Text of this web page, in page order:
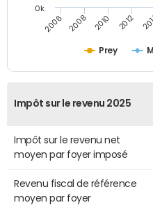
Prey
2006 2008 2010 2012
0k
Impôt sur le revenu 2025
Impôt sur le revenu net
moyen par foyer imposé
Revenu fiscal de référence
moyen par foyer